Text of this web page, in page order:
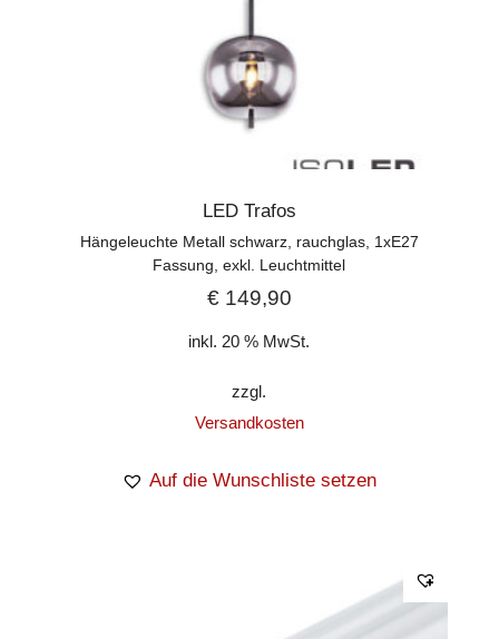
LED Trafos
Hängeleuchte Metall schwarz, rauchglas, 1xE27
Fassung, exkl. Leuchtmittel
€149,90
inkl. 20 % MwSt.
zzgl.
Versandkosten
Auf die Wunschliste setzen